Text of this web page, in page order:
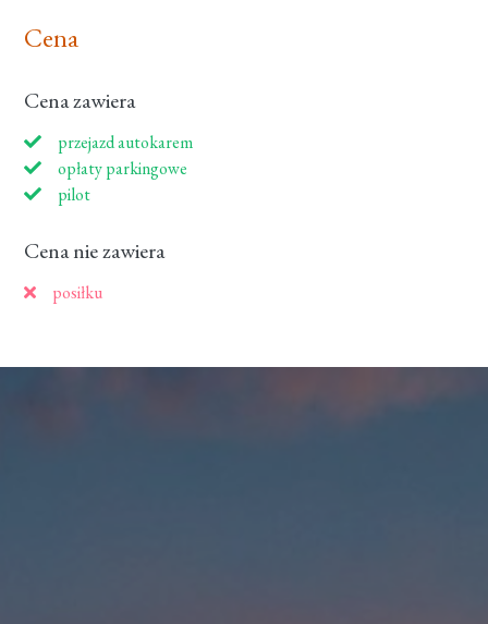
Cena
Cena zawiera
przejazd autokarem
opłaty parkingowe
pilot
Cena nie zawiera
posiłku